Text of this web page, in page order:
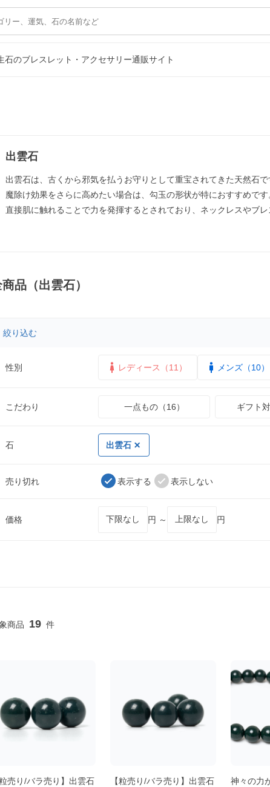
のブレスレット・アクセサリー通販サイト
出雲石
出雲石は、古くから邪気を払うお守りとして重宝されてきた天然石で
魔除け効果をさらに高めたい場合は、勾玉の形状が特におすすめです
直接肌に触れることで力を発揮するとされており、ネックレスやブ
品（出雲石）
絞り込む
性別 レディース（11） メンズ（10）
こだわり 一点もの（16） ギフト
石 出雲石
売り切れ 表示する 表示しない
価格 円 ～ 円
19
粒売り/バラ売り】出雲石
【粒売り/バラ売り】出雲石
神々の力